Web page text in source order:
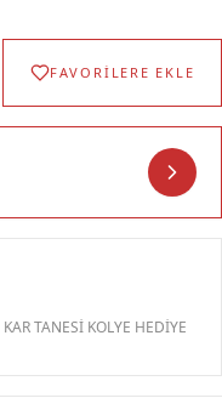
FAVORİLERE EKLE
TANESİ KOLYE HEDİYE